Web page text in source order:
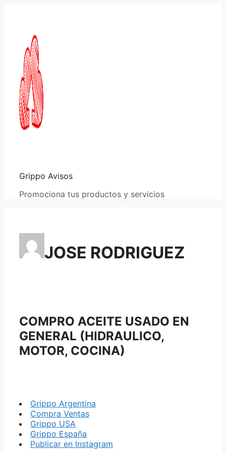
Grippo Avisos
Promociona tus productos y servicios
JOSE RODRIGUEZ
COMPRO ACEITE USADO EN
GENERAL (HIDRAULICO,
MOTOR, COCINA)
Grippo Argentina
Compra Ventas
Grippo USA
Grippo España
Publicar en Instagram